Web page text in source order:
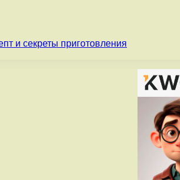
и секреты приготовления